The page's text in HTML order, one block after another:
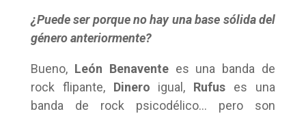
¿Puede ser porque no hay una base sólida del
género anteriormente?
Bueno, León Benaventees una banda de
rock flipante, Dinero igual, Rufus es una
banda de rock psicodélico… pero son